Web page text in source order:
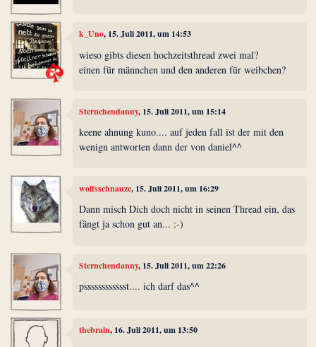
k_Uno, 15. Juli 2011, um 14:53
wieso gibts diesen hochzeitsthread zwei mal?
einen für männchen und den anderen für weibchen?
Sternchendanny, 15. Juli 2011, um 15:14
keene ahnung kuno.... auf jeden fall ist der mit den
wenign antworten dann der von daniel^^
wolfsschnauze, 15. Juli 2011, um 16:29
Dann misch Dich doch nicht in seinen Thread ein, das
fängt ja schon gut an... :-)
Sternchendanny, 15. Juli 2011, um 22:26
psssssssssssst.... ich darf das^^
thebrain, 16. Juli 2011, um 13:50